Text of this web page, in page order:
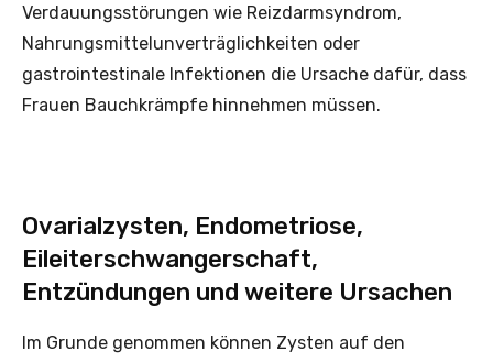
Verdauungsstörungen wie Reizdarmsyndrom,
Nahrungsmittelunverträglichkeiten oder
gastrointestinale Infektionen die Ursache dafür, dass
Frauen Bauchkrämpfe hinnehmen müssen.
Ovarialzysten, Endometriose,
Eileiterschwangerschaft,
Entzündungen und weitere Ursachen
Im Grunde genommen können Zysten auf den